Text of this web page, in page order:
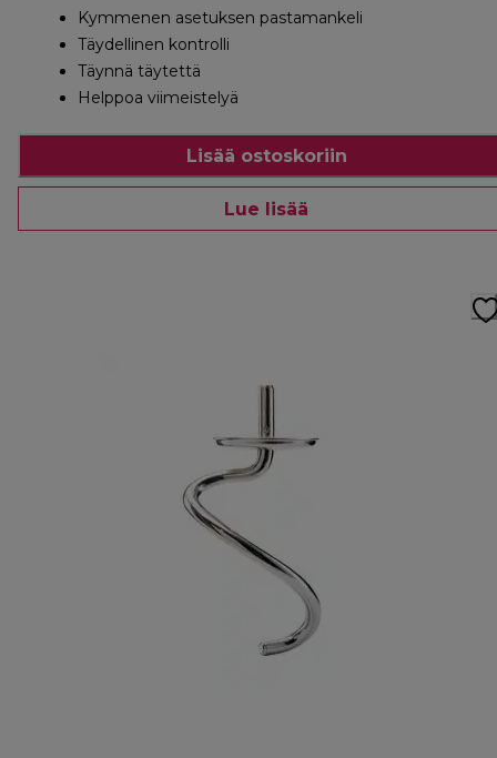
Kymmenen asetuksen pastamankeli
Täydellinen kontrolli
Täynnä täytettä
Helppoa viimeistelyä
Lisää ostoskoriin
Lue lisää